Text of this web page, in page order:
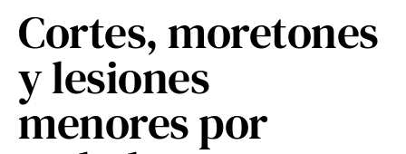
Cortes, moretones
y lesiones
menores por